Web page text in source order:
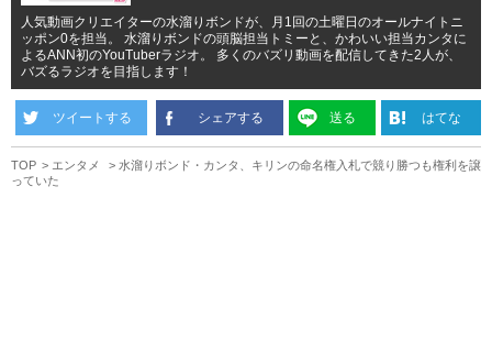
人気動画クリエイターの水溜りボンドが、月1回の土曜日のオールナイトニ
ッポン0を担当。 水溜りボンドの頭脳担当トミーと、かわいい担当カンタに
よるANN初のYouTuberラジオ。 多くのバズリ動画を配信してきた2人が、
バズるラジオを目指します！
ツイートする シェアする 送る はてな
TOP エンタメ
水溜りボンド・カンタ、キリンの命名権入札で競り勝つも権利を譲
っていた